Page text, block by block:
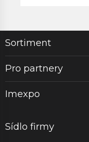
Sortiment
Pro partnery
Imexpo
Sídlo firmy